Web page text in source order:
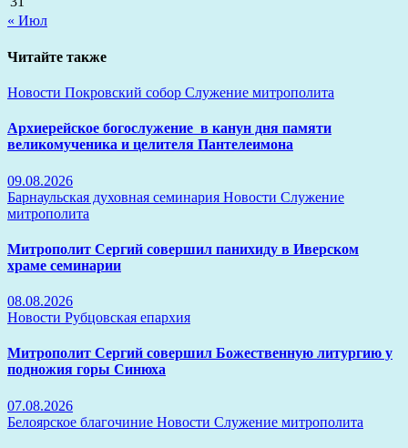
« Июл
Читайте также
Новости Покровский собор Служение митрополита
Архиерейское богослужение в канун дня памяти
великомученика и целителя Пантелеимона
09.08.2026
Барнаульская духовная семинария Новости Служение
митрополита
Митрополит Сергий совершил панихиду в Иверском
храме семинарии
08.08.2026
Новости Рубцовская епархия
Митрополит Сергий совершил Божественную литургию у
подножия горы Синюха
07.08.2026
Белоярское благочиние Новости Служение митрополита